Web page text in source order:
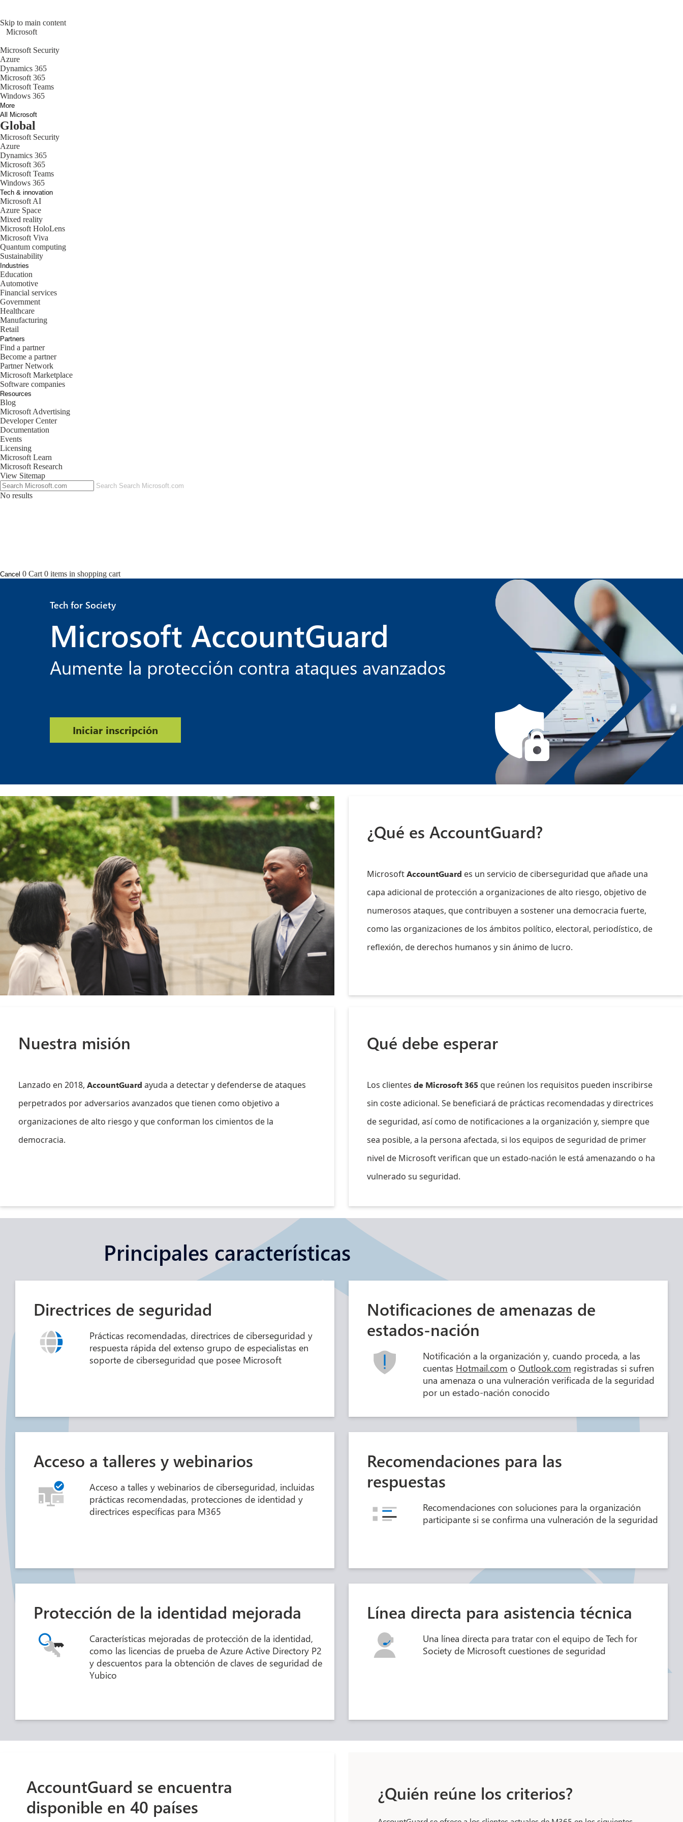
Skip to main content
Microsoft
Microsoft Security
Azure
Dynamics 365
Microsoft 365
Microsoft Teams
Windows 365
More
All Microsoft
Global
Microsoft Security
Azure
Dynamics 365
Microsoft 365
Microsoft Teams
Windows 365
Tech & innovation
Microsoft AI
Azure Space
Mixed reality
Microsoft HoloLens
Microsoft Viva
Quantum computing
Sustainability
Industries
Education
Automotive
Financial services
Government
Healthcare
Manufacturing
Retail
Partners
Find a partner
Become a partner
Partner Network
Microsoft Marketplace
Software companies
Resources
Blog
Microsoft Advertising
Developer Center
Documentation
Events
Licensing
Microsoft Learn
Microsoft Research
View Sitemap
Search Search Microsoft.com
No results
Cancel 0 Cart 0 items in shopping cart
Tech for Society
Microsoft AccountGuard
Aumente la protección contra ataques avanzados
Iniciar inscripción
¿Qué es AccountGuard?
MicrosoftAccountGuard es un servicio de ciberseguridad que añade una
capa adicional de protección a organizaciones de alto riesgo, objetivo de
numerosos ataques, que contribuyen a sostener una democracia fuerte,
como las organizaciones de los ámbitos político, electoral, periodístico, de
reflexión, de derechos humanos y sin ánimo de lucro.
Nuestra misión
Lanzado en 2018, AccountGuard ayuda a detectar y defenderse de ataques
perpetrados por adversarios avanzados que tienen como objetivo a
organizaciones de alto riesgo y que conforman los cimientos de la
democracia.
Qué debe esperar
Los clientes de Microsoft 365 que reúnen los requisitos pueden inscribirse
sin coste adicional. Se beneficiará de prácticas recomendadas y directrices
de seguridad, así como de notificaciones a la organización y, siempre que
sea posible, a la persona afectada, si los equipos de seguridad de primer
nivel de Microsoft verifican que un estado-nación le está amenazando o ha
vulnerado su seguridad.
Principales características
Directrices de seguridad
Prácticas recomendadas, directrices de ciberseguridad y
respuesta rápida del extenso grupo de especialistas en
soporte de ciberseguridad que posee Microsoft
Notificaciones de amenazas de
estados-nación
Notificación a la organización y, cuando proceda, a las
cuentas Hotmail.com o Outlook.com registradas si sufren
una amenaza o una vulneración verificada de la seguridad
por un estado-nación conocido
Acceso a talleres y webinarios
Acceso a talles y webinarios de ciberseguridad, incluidas
prácticas recomendadas, protecciones de identidad y
directrices específicas para M365
Recomendaciones para las
respuestas
Recomendaciones con soluciones para la organización
participante si se confirma una vulneración de la seguridad
Protección de la identidad mejorada
Características mejoradas de protección de la identidad,
como las licencias de prueba de Azure Active Directory P2
y descuentos para la obtención de claves de seguridad de
Yubico
Línea directa para asistencia técnica
Una línea directa para tratar con el equipo de Tech for
Society de Microsoft cuestiones de seguridad
AccountGuard se encuentra
disponible en 40 países
¿Quién reúne los criterios?